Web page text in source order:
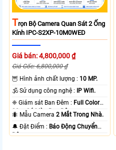
TRọn Bộ Camera Quan Sát 2 Ống
Kính IPC-S2XP-10M0WED
Giá bán: 4,800,000 ₫
Giá Gốc: 6,800,000 ₫
🦉 Hình ảnh chất lượng : 10 MP.
🕉️ Sử dụng công nghệ : IP Wifi.
❈ Giám sát Ban Đêm : Full Color
20m Có Màu Ban Ðêm.
🐜 Mẫu Camera2 Mắt Trong Nhà.
️🔔 Đặt Điểm : Báo Động Chuyển
Động.